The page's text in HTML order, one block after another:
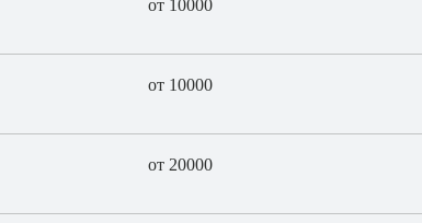
от 10000
от 10000
от 20000